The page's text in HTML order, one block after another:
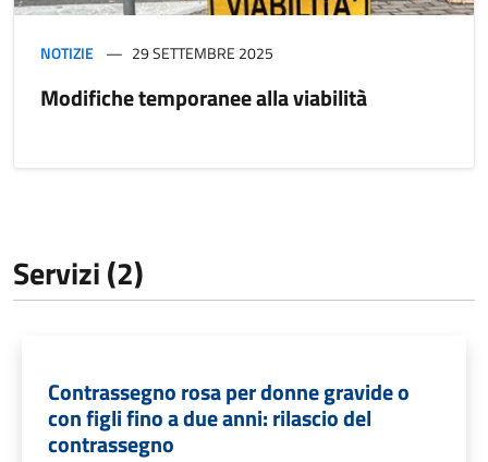
NOTIZIE 29 SETTEMBRE 2025
Modifiche temporanee alla viabilità
Servizi (2)
Contrassegno rosa per donne gravide o
con figli fino a due anni: rilascio del
contrassegno